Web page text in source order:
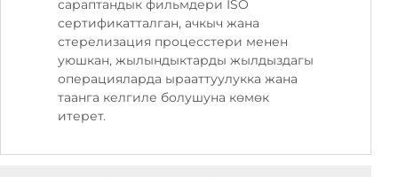
сараптандык фильмдери ISO
сертификатталган, ачкыч жана
стерелизация процесстери менен
уюшкан, жылындыктарды жылдыздагы
операцияларда ырааттуулукка жана
таанга келгиле болушуна көмөк
итерет.